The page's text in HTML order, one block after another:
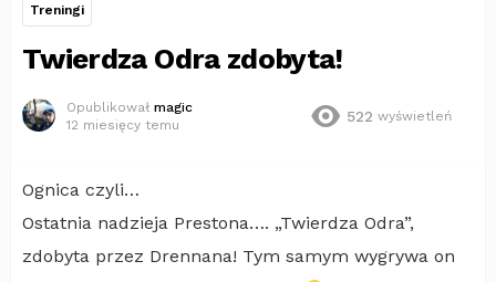
Treningi
Twierdza Odra zdobyta!
Opublikował magic
12 miesięcy temu
522 wyświetleń
Ognica czyli…
Ostatnia nadzieja Prestona…. „Twierdza Odra”,
zdobyta przez Drennana! Tym samym wygrywa on